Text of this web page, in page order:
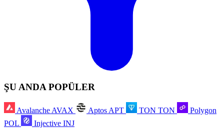
ŞU ANDA POPÜLER
Avalanche AVAX Aptos APT TON TON
Polygon
POL
Injective INJ